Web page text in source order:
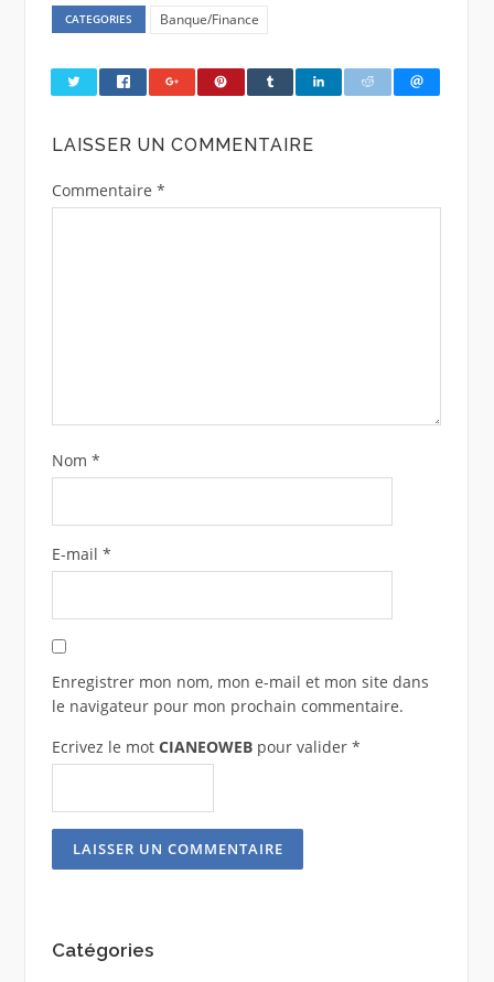
CATEGORIES Banque/Finance
LAISSER UN COMMENTAIRE
Commentaire *
Nom *
E-mail *
Enregistrer mon nom, mon e-mail et mon site dans
le navigateur pour mon prochain commentaire.
Ecrivez le mot CIANEOWEBpour valider *
Catégories